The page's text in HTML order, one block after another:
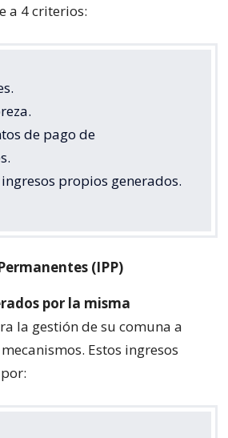
a 4 criterios:
de pago de
propios generados.
(IPP)
por la misma
la gestión de su comuna a
Estos ingresos